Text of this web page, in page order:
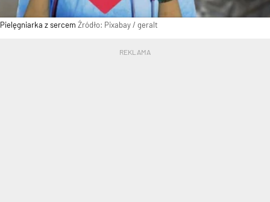
Pielęgniarka z sercem Źródło: Pixabay/ geralt